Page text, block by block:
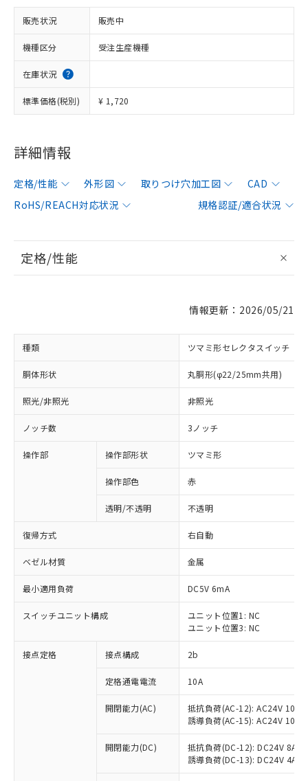
販売状況 販売中
機種区分 受注生産機種
在庫状況
標準価格(税別) ¥ 1,720
詳細情報
定格/性能 外形図 取りつけ穴加工図
CAD
RoHS/REACH対応状況
規格認証/適合状況
定格/性能
情報更新：2026/05/21
種類 ツマミ形セレクタスイッチ
胴体形状 丸胴形(φ22/25mm共用)
照光/非照光 非照光
ノッチ数 3ノッチ
操作部 操作部形状 ツマミ形
操作部色 赤
透明/不透明 不透明
復帰方式 右自動
ベゼル材質 金属
最小適用負荷 DC5V 6mA
スイッチユニット構成
ユニット位置1: NC
ユニット位置3: NC
接点定格 接点構成 2b
定格通電電流 10A
開閉能力(AC)
抵抗負荷(AC-12): AC24V 10A/
誘導負荷(AC-15): AC24V
開閉能力(DC)
抵抗負荷(DC-12): DC24V 8A/
誘導負荷(DC-13): DC24V 4A/
※1 対応状況
対応済み：EU RoHS指令（10物質）の
非含有に対応した製品が提供可能な商品で
対応予定：EU RoHS指令（10物質）の非含
有に対応した製品に切り替える予定のある